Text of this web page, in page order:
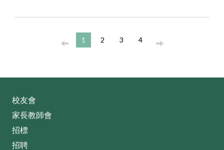
1 2 3 4
校友會
家長教師會
招標
招聘